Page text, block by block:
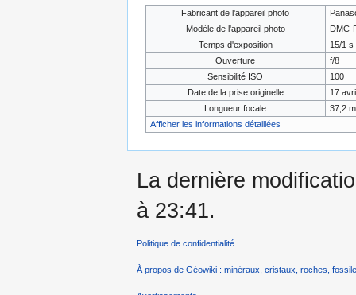
Fabricant de l'appareil photo
Modèle de l'appareil photo
DMC-
Temps d'exposition
15/1 s
Ouverture
f/8
Sensibilité ISO
100
Date de la prise originelle
17
Longueur focale
37,2
Afficher les informations détaillées
La dernière
à 23:41.
Politique de confidentialité
À propos de Géowiki : minéraux, cristaux, roches,